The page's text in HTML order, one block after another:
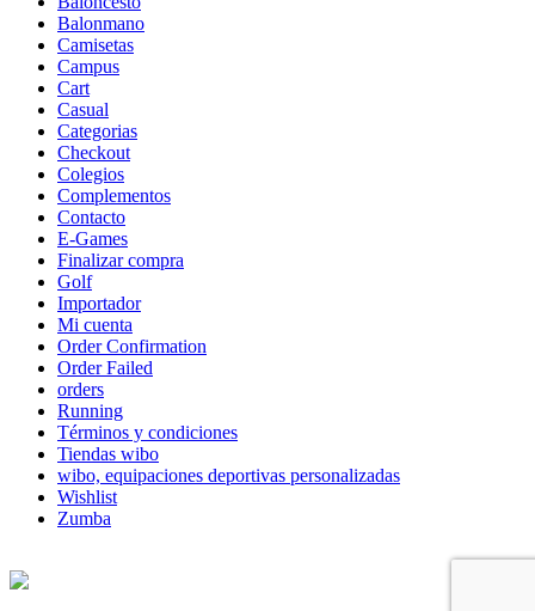
Balonmano
Camisetas
Campus
Cart
Casual
Categorias
Checkout
Colegios
Complementos
Contacto
E-Games
Finalizar compra
Golf
Importador
Mi cuenta
Order Confirmation
Order Failed
orders
Running
Términos y condiciones
Tiendas wibo
wibo, equipaciones deportivas personalizadas
Wishlist
Zumba